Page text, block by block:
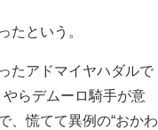
たという。
たアドマイヤハダルで
らデムーロ騎手が意
、慌てて異例の“おかわ